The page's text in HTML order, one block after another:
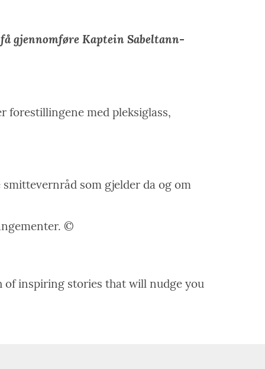
gjennomføre Kaptein Sabeltann-
forestillingene med pleksiglass,
som gjelder da og om
©
inspiring stories that will nudge you